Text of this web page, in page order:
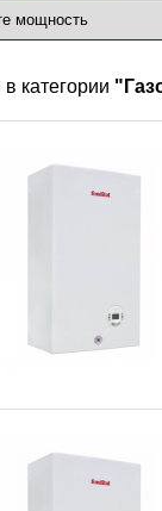
категории